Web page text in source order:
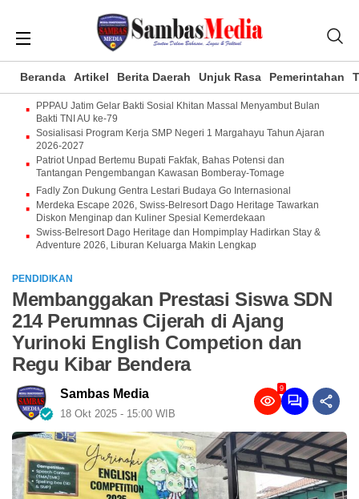
Beranda Artikel Berita Daerah Unjuk Rasa Pemerintahan
PPPAU Jatim Gelar Bakti Sosial Khitan Massal Menyambut Bulan
Bakti TNI AU ke-79
Sosialisasi Program Kerja SMP Negeri 1 Margahayu Tahun Ajaran
2026-2027
Patriot Unpad Bertemu Bupati Fakfak, Bahas Potensi dan
Tantangan Pengembangan Kawasan Bomberay-Tomage
Fadly Zon Dukung Gentra Lestari Budaya Go Internasional
Merdeka Escape 2026, Swiss-Belresort Dago Heritage Tawarkan
Diskon Menginap dan Kuliner Spesial Kemerdekaan
Swiss-Belresort Dago Heritage dan Hompimplay Hadirkan Stay &
Adventure 2026, Liburan Keluarga Makin Lengkap
PENDIDIKAN
Membanggakan Prestasi Siswa SDN
214 Perumnas Cijerah di Ajang
Yurinoki English Competion dan
Regu Kibar Bendera
Sambas Media
18 Okt 2025 - 15:00 WIB
9